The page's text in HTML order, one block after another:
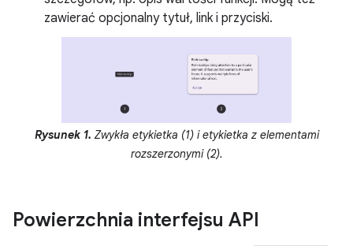
zawierać opcjonalny tytuł, link i przyciski.
Rysunek 1. Zwykła etykietka (1) i etykietka z elementami
rozszerzonymi (2).
Powierzchnia interfejsu API